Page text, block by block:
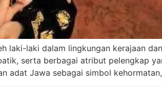
laki-laki dalam lingkungan kerajaan dan
serta berbagai atribut pelengkap
adat Jawa sebagai simbol